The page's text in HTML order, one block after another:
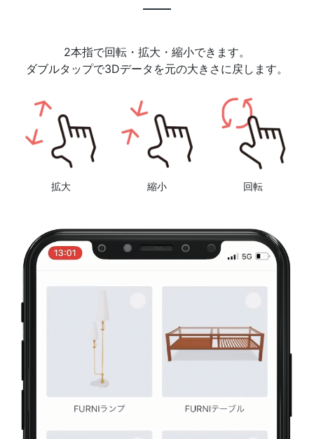
2本指で回転・拡大・縮小できます。
ダブルタップで3Dデータを元の大きさに戻します。
拡大 縮小 回転